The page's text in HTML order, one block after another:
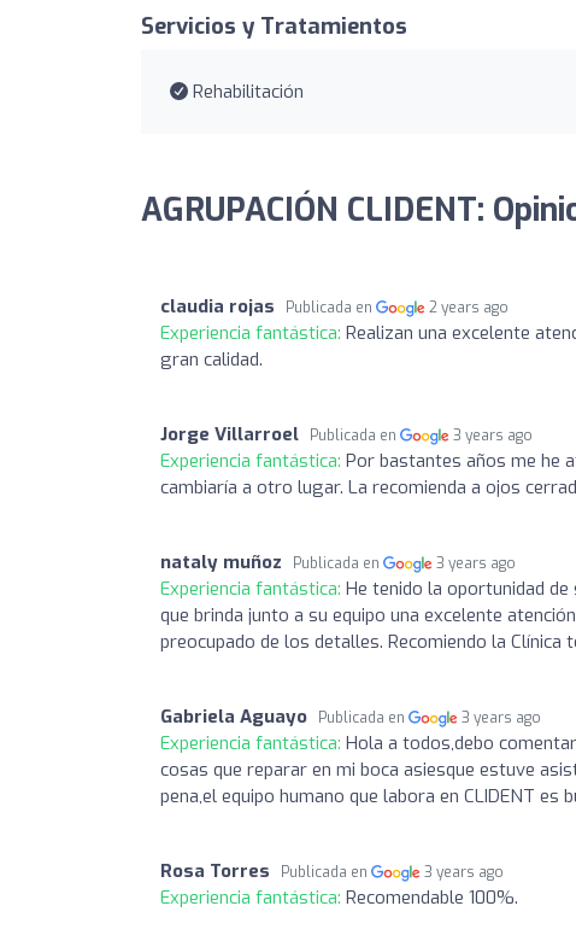
Servicios y Tratamientos
Rehabilitación
AGRUPACIÓN CLIDENT:
claudia rojas Publicada en 2 years ago
Experiencia fantástica: Realizan una excelente
gran calidad.
Jorge Villarroel Publicada en 3 years ago
Experiencia fantástica: Por bastantes años me he
cambiaría a otro lugar. La recomienda a ojos
nataly muñoz Publicada en 3 years ago
Experiencia fantástica: He tenido la oportunidad
que brinda junto a su equipo una excelente
preocupado de los detalles. Recomiendo la Clínica
Gabriela Aguayo Publicada en 3 years ago
Experiencia fantástica: Hola a todos,debo
cosas que reparar en mi boca asiesque estuve
pena,el equipo humano que labora en CLIDENT es
Rosa Torres Publicada en 3 years ago
Experiencia fantástica: Recomendable 100%.